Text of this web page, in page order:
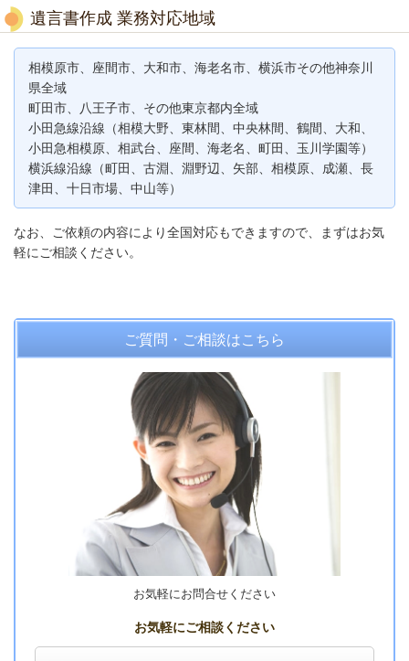
遺言書作成 業務対応地域
相模原市、座間市、大和市、海老名市、横浜市その他神奈川
県全域
町田市、八王子市、その他東京都内全域
小田急線沿線（相模大野、東林間、中央林間、鶴間、大和、
小田急相模原、相武台、座間、海老名、町田、玉川学園等）
横浜線沿線（町田、古淵、淵野辺、矢部、相模原、成瀬、長
津田、十日市場、中山等）
なお、ご依頼の内容により全国対応もできますので、まずはお気
軽にご相談ください。
ご質問・ご相談はこちら
お気軽にお問合せください
お気軽にご相談ください